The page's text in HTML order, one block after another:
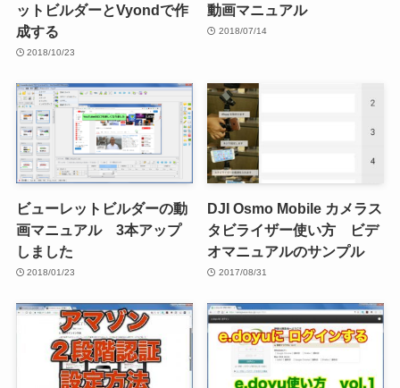
ットビルダーとVyondで作
成する
2018/10/23
動画マニュアル
2018/07/14
ビューレットビルダーの動
画マニュアル 3本アップ
しました
2018/01/23
DJI Osmo Mobile カメラス
タビライザー使い方 ビデ
オマニュアルのサンプル
2017/08/31